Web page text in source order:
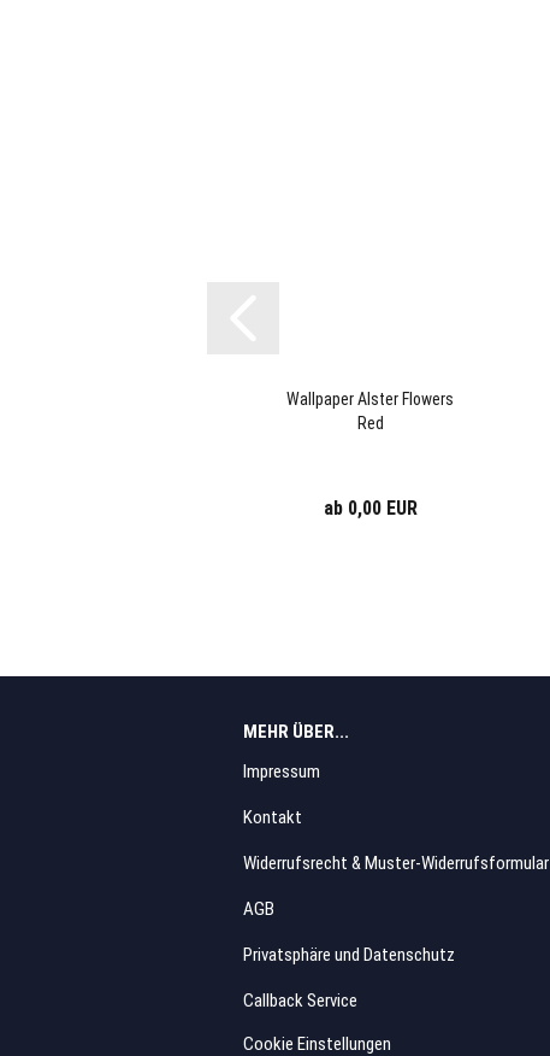
Wallpaper Alster Flowers
Red
ab 0,00 EUR
MEHR ÜBER...
Impressum
Kontakt
Widerrufsrecht & Muster-Widerrufsformular
AGB
Privatsphäre und Datenschutz
Callback Service
Cookie Einstellungen